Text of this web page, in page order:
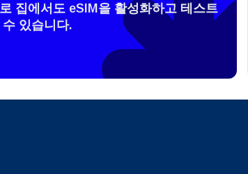
How do I get my eSim?
To get your eSIM, start by checking if
technology. Then, contact your mobile
or enter in your device settings. Once
집에서도 eSIM을 활성화하고 테스트
수 있습니다.
언어 선택: 로그인 또
계정을 계속 이용하거나